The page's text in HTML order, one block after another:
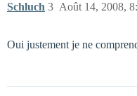
Schluch Août 14, 2008,
3
Oui justement je ne